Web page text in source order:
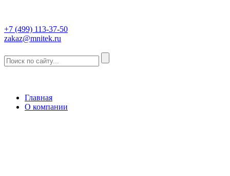
+7 (499) 113-37-50
zakaz@mnitek.ru
Главная
О компании